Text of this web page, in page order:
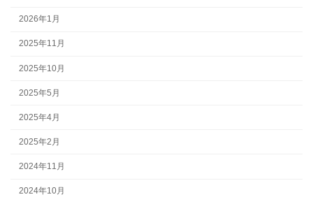
2026年1月
2025年11月
2025年10月
2025年5月
2025年4月
2025年2月
2024年11月
2024年10月